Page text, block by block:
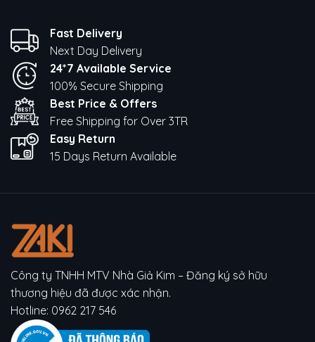
Góc xoay
Kích thước
24,4 × 20 × 7,8 cm
Trọng lượng
930g
Màu sắc
Bạc
Thương hiệu
Zaki
Fast Delivery
Next Day Delivery
24*7 Available Service
100% Secure Shipping
Best Price & Offers
Free Shipping for Over 3TR
Easy Return
15 Days Return Available
Công ty TNHH MTV Nhà Giả Kim – Đăng ký sở hữu
thương hiệu đã được xác nhận.
Hotline: 0962 217 546